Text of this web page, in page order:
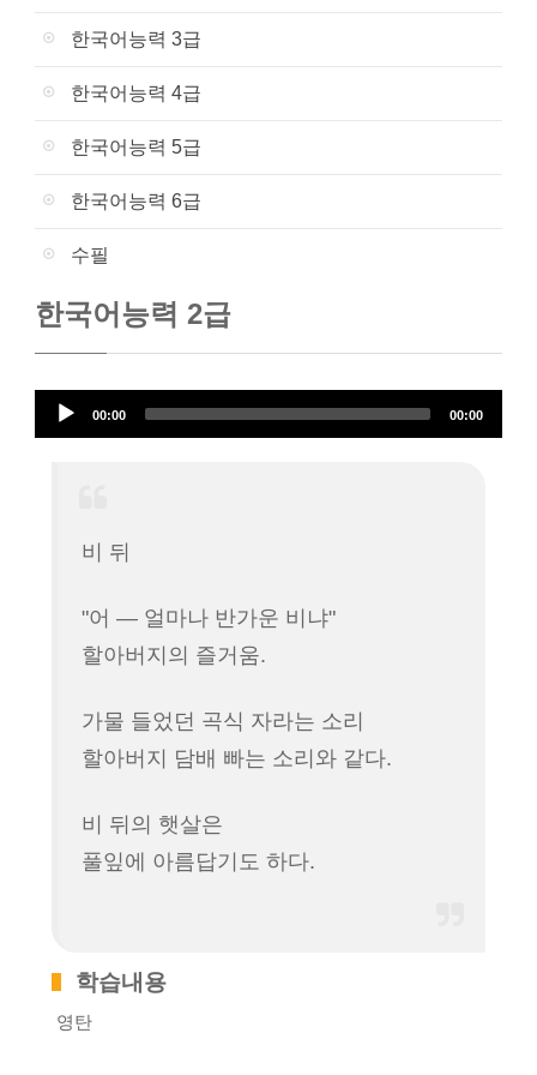
한국어능력 3급
한국어능력 4급
한국어능력 5급
한국어능력 6급
수필
한국어능력 2급
00:00 00:00
비 뒤
"어 ― 얼마나 반가운 비냐"
할아버지의 즐거움.
가물 들었던 곡식 자라는 소리
할아버지 담배 빠는 소리와 같다.
비 뒤의 햇살은
풀잎에 아름답기도 하다.
학습내용
영탄